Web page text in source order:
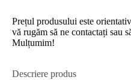
Prețul produsului este
vă rugăm să ne contactați sau
Mulțumim!
Descriere produs